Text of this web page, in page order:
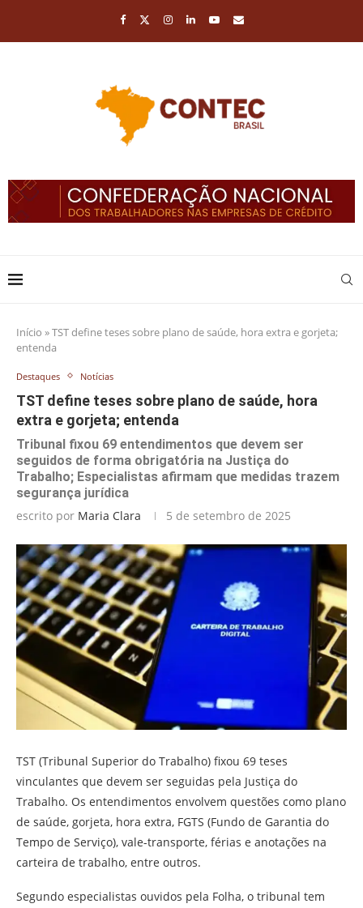
Início »TST define teses sobre plano de saúde, hora extra e gorjeta;
entenda
Destaques Notícias
TST define teses sobre plano de saúde, hora
extra e gorjeta; entenda
Tribunal fixou 69 entendimentos que devem ser
seguidos de forma obrigatória na Justiça do
Trabalho; Especialistas afirmam que medidas trazem
segurança jurídica
escrito por Maria Clara 5 de setembro de 2025
TST (Tribunal Superior do Trabalho) fixou 69 teses
vinculantes que devem ser seguidas pela Justiça do
Trabalho. Os entendimentos envolvem questões como plano
de saúde, gorjeta, hora extra, FGTS (Fundo de Garantia do
Tempo de Serviço), vale-transporte, férias e anotações na
carteira de trabalho, entre outros.
Segundo especialistas ouvidos pela Folha, o tribunal tem